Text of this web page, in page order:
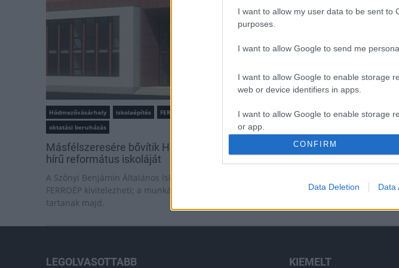
I want to allow my user data to be sent to
purposes.
I want to allow Google to send me
I want to allow Google to enable storage
web or device identifiers in apps.
I want to allow Google to enable storage
or app.
I want to allow Google to enable storage
I want to allow Google to enable storage
authentication functionality and fraud
CONFIRM
Data Deletion Data
Hódmezővásárhely iskolaépítés
FERROÉP Zrt.
oktatási beruházás
Másfélszeresére bővítik Hódmezővásárhely jó
hírű református iskoláját
A Szőnyi Benjámin Általános Iskola fejlesztését a
FERROÉP kivitelezheti; a munkák csaknem egy évig
tartanak majd.
Elkészült
és
Látlelet a
Egyetlen,
LEGOLVASOTTABB KIEMELT